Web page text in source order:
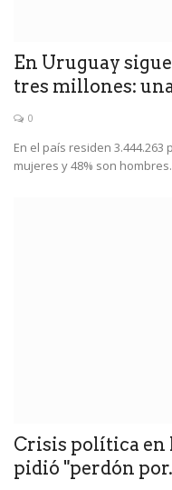
En Uruguay
tres millones:
0
En el país residen
mujeres y 48% son
Crisis política en
pidió "perdón